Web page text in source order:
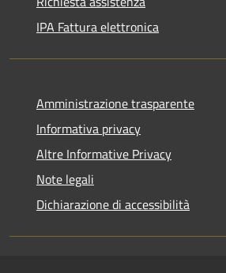
IPA Fattura elettronica
Amministrazione trasparente
Informativa privacy
Altre Informative Privacy
Note legali
Dichiarazione di accessibilità